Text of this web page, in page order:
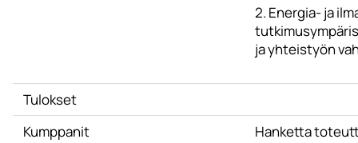
2. Energia- ja
ja yhteistyön
Tulokset
Kumppanit
Hanketta